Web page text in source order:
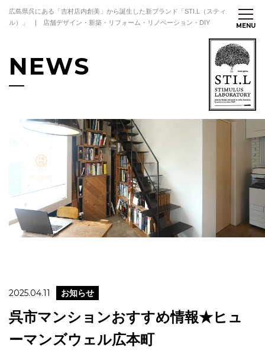
広島県呉にある「吉村店内創美」から誕生した新ブランド「STI.L（スティ
ル）」 | 店舗デザイン・新築・リフォーム・リノベーション・DIY
NEWS
2025.04.11 お知らせ
呉市マンションおすすめ情報★ヒュ
ーマンズウェル広本町